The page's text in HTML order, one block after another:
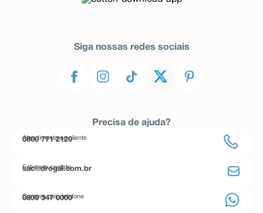
Siga nossas redes sociais
Precisa de ajuda?
Atendimento ao cliente
0800 771 2120
Entre em contato
sac@drogal.com.br
Compre pelo telefone
0800 347 0000